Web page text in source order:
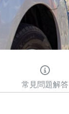
常見問題解答